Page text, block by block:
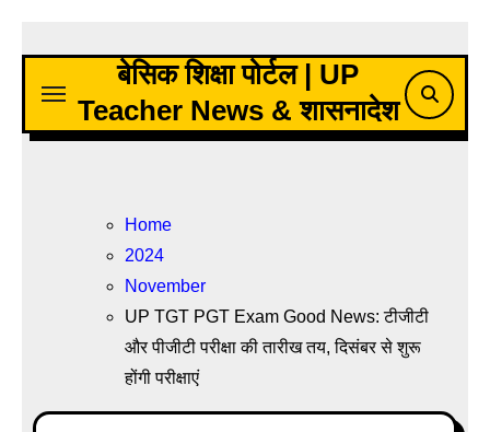
content
बेसिक शिक्षा पोर्टल | UP
Teacher News & शासनादेश
Home
2024
November
UP TGT PGT Exam Good News: टीजीटी
और पीजीटी परीक्षा की तारीख तय, दिसंबर से शुरू
होंगी परीक्षाएं